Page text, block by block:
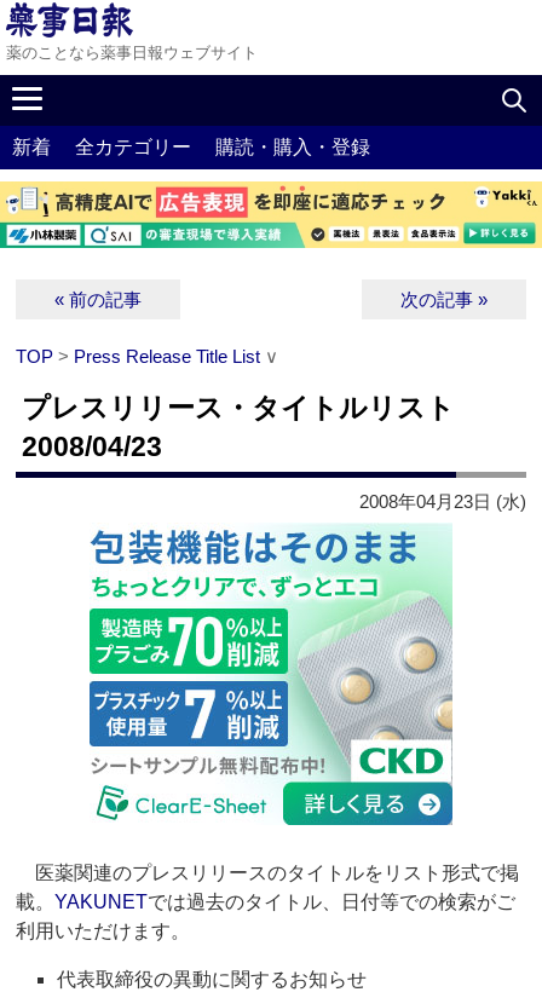
薬のことなら薬事日報ウェブサイト
新着 全カテゴリー 購読・購入・登録
« 前の記事 次の記事 »
TOP > Press Release Title List ∨
プレスリリース・タイトルリスト
2008/04/23
2008年04月23日 (水)
医薬関連のプレスリリースのタイトルをリスト形式で掲
載。YAKUNETでは過去のタイトル、日付等での検索がご
利用いただけます。
代表取締役の異動に関するお知らせ